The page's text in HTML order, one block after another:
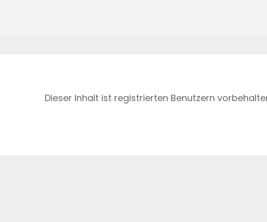
Dieser Inhalt ist registrierten Benutzern